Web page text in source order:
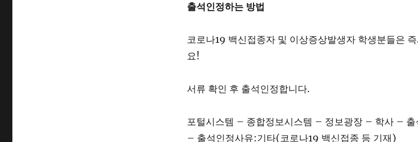
출석인정하는 방법
코로나19 백신접종자 및 이상증상발생자 학생분들은
요!
서류 확인 후 출석인정합니다.
포털시스템 – 종합정보시스템 – 정보광장 – 학사 –
– 출석인정사유:기타(코로나19 백신접종 등 기재)